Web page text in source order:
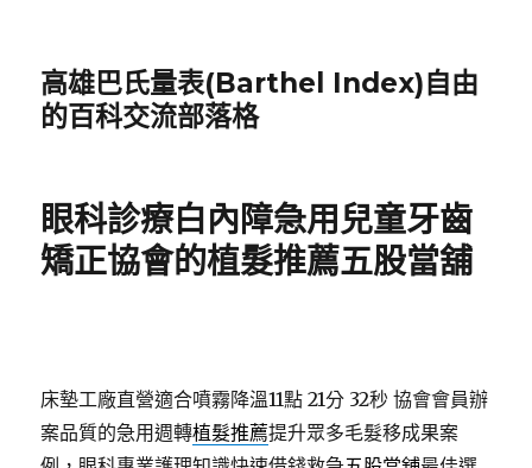
高雄巴氏量表(Barthel Index)自由
的百科交流部落格
眼科診療白內障急用兒童牙齒
矯正協會的植髮推薦五股當舖
床墊工廠直營適合噴霧降溫11點 21分 32秒 協會會員辦
案品質的急用週轉植髮推薦提升眾多毛髮移成果案